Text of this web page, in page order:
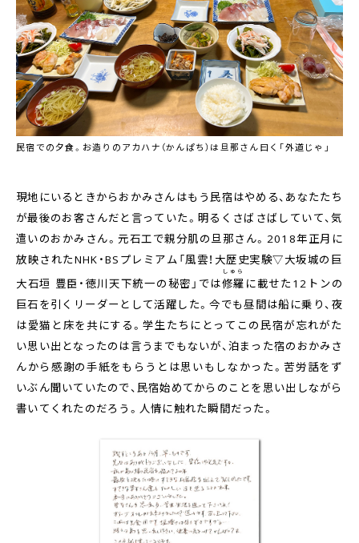
民宿での夕食。お造りのアカハナ（かんぱち）は旦那さん曰く「外道じゃ」
現地にいるときからおかみさんはもう民宿はやめる、あなたたち
が最後のお客さんだと言っていた。明るくさばさばしていて、気
遣いのおかみさん。元石工で親分肌の旦那さん。2018年正月に
放映されたNHK・BSプレミアム「風雲！大歴史実験▽大坂城の巨
大石垣 豊臣・徳川天下統一の秘密」では修羅
しゅら
に載せた12トンの
巨石を引くリーダーとして活躍した。今でも昼間は船に乗り、夜
は愛猫と床を共にする。学生たちにとってこの民宿が忘れがた
い思い出となったのは言うまでもないが、泊まった宿のおかみさ
んから感謝の手紙をもらうとは思いもしなかった。苦労話をず
いぶん聞いていたので、民宿始めてからのことを思い出しながら
書いてくれたのだろう。人情に触れた瞬間だった。